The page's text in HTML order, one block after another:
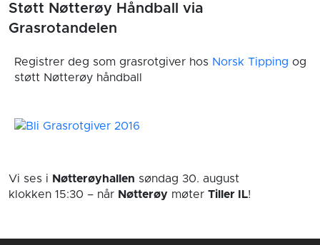
Støtt Nøtterøy Håndball via
Grasrotandelen
Registrer deg som grasrotgiver hos Norsk Tipping og
støtt Nøtterøy håndball
Vi ses i Nøtterøyhallen søndag 30. august
klokken 15:30 – når Nøtterøy møter Tiller IL!